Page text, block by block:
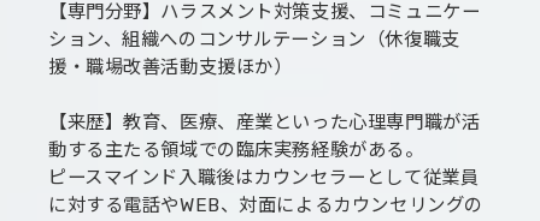
【専門分野】ハラスメント対策支援、コミュニケー
ション、組織へのコンサルテーション（休復職支
援・職場改善活動支援ほか）
【来歴】教育、医療、産業といった心理専門職が活
動する主たる領域での臨床実務経験がある。
ピースマインド入職後はカウンセラーとして従業員
に対する電話やWEB、対面によるカウンセリングの